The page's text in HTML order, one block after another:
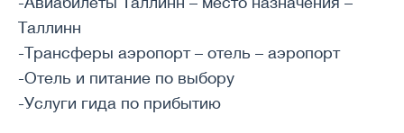
Таллинн
-Трансферы аэропорт – отель – аэропорт
-Отель и питание по выбору
-Услуги гида по прибытию